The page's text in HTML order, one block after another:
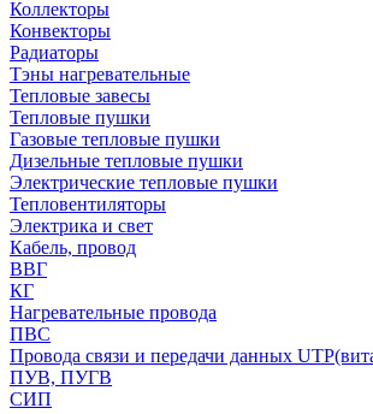
Коллекторы
Конвекторы
Радиаторы
Тэны нагревательные
Тепловые завесы
Тепловые пушки
Газовые тепловые пушки
Дизельные тепловые пушки
Электрические тепловые пушки
Тепловентиляторы
Электрика и свет
Кабель, провод
ВВГ
КГ
Нагревательные провода
ПВС
Провода связи и передачи данных
ПУВ, ПУГВ
СИП